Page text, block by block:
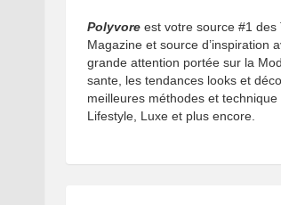
Polyvore est votre source #1 des
Magazine et source d’inspiration
grande attention portée sur la
sante, les tendances looks et
meilleures méthodes et technique
Lifestyle, Luxe et plus encore.